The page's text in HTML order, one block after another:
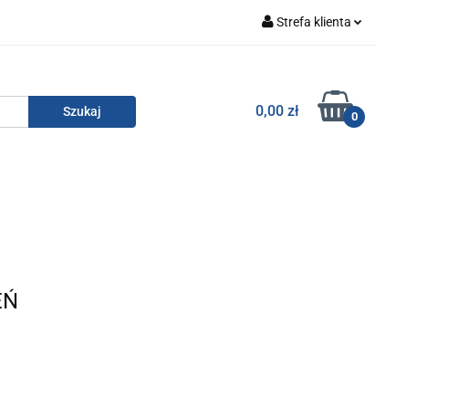
Strefa klienta
Zarejestruj się
Dodaj zgłoszenie
0,00 zł 0
SMC